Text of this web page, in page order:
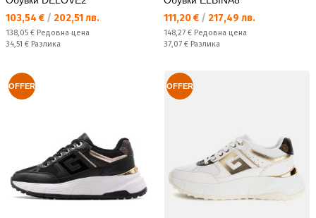
Текуща цена:
103,54 € / 202,51 лв.
Редовна цена:
138,05 € Редовна цена
Спестявате:
34,51 € Разлика
Текуща цена:
111,20 € / 217,49 лв.
Редовна цена:
148,27 € Редовна цена
Спестявате:
37,07 € Разлика
OFFER OFFER